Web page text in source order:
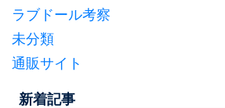
ラブドール考察
未分類
通販サイト
新着記事